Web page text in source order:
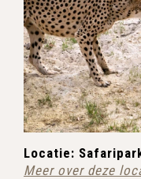
Locatie:
Meer over deze